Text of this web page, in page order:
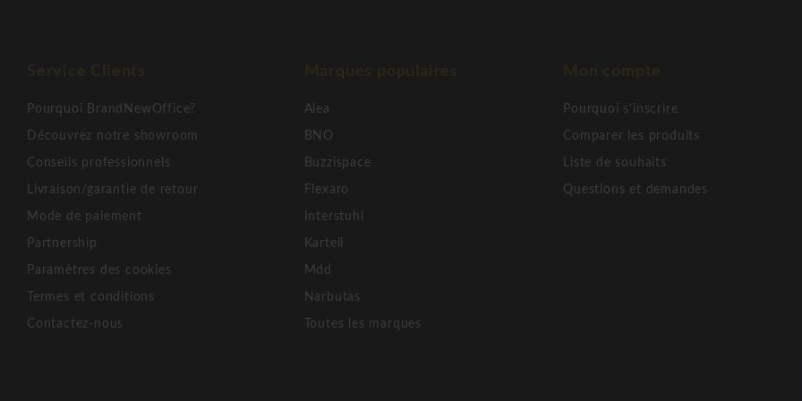
Pourquoi BrandNewOffice?
Découvrez notre showroom
Conseils professionnels
Livraison/garantie de retour
Mode de paiement
Partnership
Paramètres des cookies
Termes et conditions
Contactez-nous
Alea
BNO
Buzzispace
Flexaro
Interstuhl
Kartell
Mdd
Narbutas
Toutes les marques
Pourquoi s'inscrire
Comparer les produits
Liste de souhaits
Questions et demandes